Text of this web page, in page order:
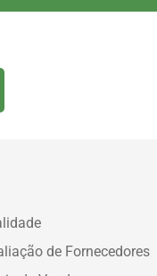
de Fornecedores